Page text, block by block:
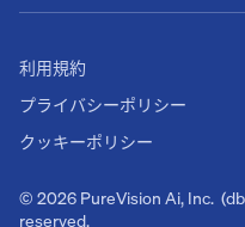
© 2026 PureVision Ai, Inc.
reserved.
利用規約
プライバシーポリシー
クッキーポリシー